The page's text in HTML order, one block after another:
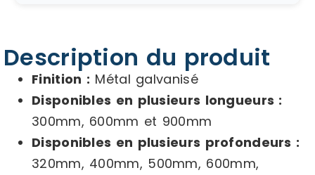
Description du produit
Finition : Métal galvanisé
Disponibles en plusieurs longueurs :
300mm, 600mm et 900mm
Disponibles en plusieurs profondeurs :
320mm, 400mm, 500mm, 600mm,